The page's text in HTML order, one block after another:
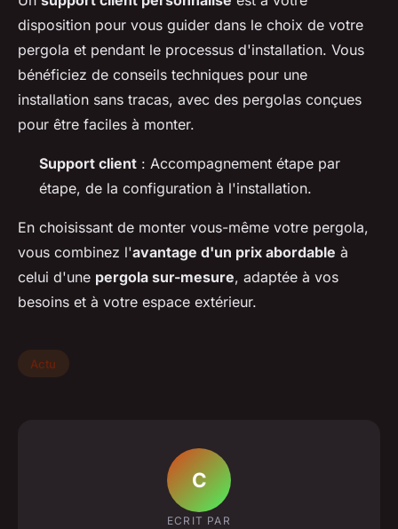
disposition pour vous guider dans le choix de votre
pergola et pendant le processus d'installation. Vous
bénéficiez de conseils techniques pour une
installation sans tracas, avec des pergolas conçues
pour être faciles à monter.
Support client : Accompagnement étape par
étape, de la configuration à l'installation.
En choisissant de monter vous-même votre pergola,
vous combinez l'avantage d'un prix abordable à
celui d'une pergola sur-mesure, adaptée à vos
besoins et à votre espace extérieur.
Actu
C
ECRIT PAR